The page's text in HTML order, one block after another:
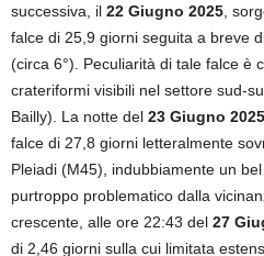
successiva, il 22 Giugno 2025,
falce di 25,9 giorni seguita a breve
(circa 6°). Peculiarità di tale falce è
crateriformi visibili nel settore sud-
Bailly). La notte del 23 Giugno 2025
falce di 27,8 giorni letteralmente
Pleiadi (M45), indubbiamente un
purtroppo problematico dalla
crescente, alle ore 22:43 del 27
di 2,46 giorni sulla cui limitata